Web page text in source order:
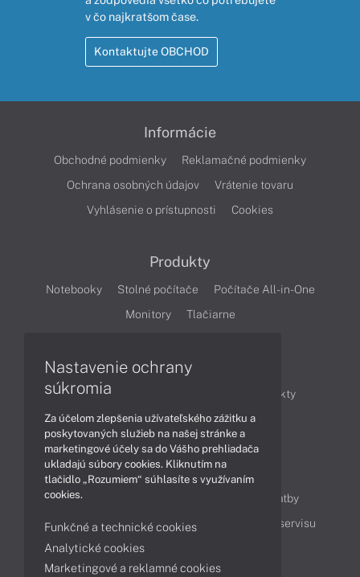
v čo najkratšom čase.
Kontaktujte OBCHOD
Informácie
Obchodné podmienky
Reklamačné podmienky
Ochrana osobných údajov
Vrátenie tovaru
Vyhlásenie o prístupnosti
Cookies
Produkty
Notebooky Stolné počítače
Počítače All-in-One
Monitory
Tlačiarne
Články
Obchodné informácie
Produkty
Technológie
Videá
Obsah
Ako nakupovať
Možnosti doručenia a platby
Podpora a servis
Servisné služby Cenník servisu
Nastavenie ochrany
súkromia
Za účelom zlepšenia užívateľského zážitku a
poskytovaných služieb na našej stránke a
marketingové účely sa do Vášho prehliadača
ukladajú súbory cookies. Kliknutím na
tlačidlo „Rozumiem“ súhlasíte s využívaním
cookies.
Funkčné a technické cookies
Analytické cookies
Marketingové a reklamné cookies